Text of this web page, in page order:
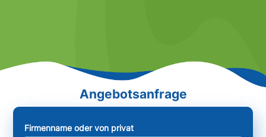
Firmenname oder von privat